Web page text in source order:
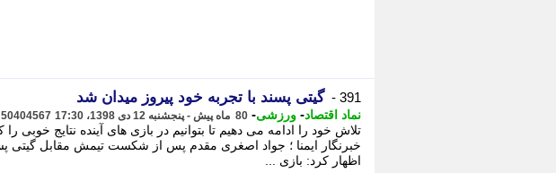
391 - گیتی پسند با تجربه خود پیروز میدان شد
نماد اقتصاد- ورزشی- 80 ماه پیش - پنجشنبه 12 دی 1398، 17:30 50404567
تلاش خود را ادامه می دهیم تا بتوانیم در بازی های آینده نتایج
خبرنگار ایمنا ؛ جواد اصغری مقدم پس از شکست تیمش مقابل گیتی
اظهار کرد: بازی ...